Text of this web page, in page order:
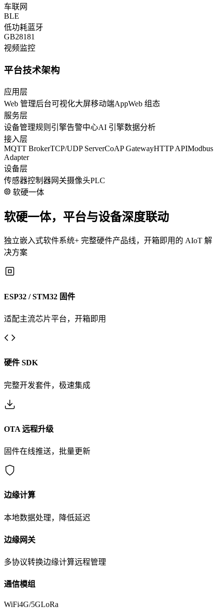
车联网
BLE
低功耗蓝牙
GB28181
视频监控
平台技术架构
应用层
Web 管理后台可视化大屏移动端AppWeb 组态
服务层
设备管理规则引擎告警中心AI 引擎数据分析
接入层
MQTT BrokerTCP/UDP ServerCoAP GatewayHTTP APIModbus
Adapter
设备层
传感器控制器网关摄像头PLC
软硬一体
软硬一体，平台与设备深度联动
独立嵌入式软件系统+ 完整硬件产品线，开箱即用的 AIoT 解
决方案
ESP32 / STM32 固件
适配主流芯片平台，开箱即用
硬件 SDK
完整开发套件，极速集成
OTA 远程升级
固件在线推送，批量更新
边缘计算
本地数据处理，降低延迟
边缘网关
多协议转换边缘计算远程管理
通信模组
WiFi4G/5GLoRa